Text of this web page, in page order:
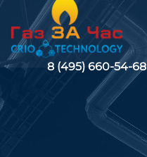
8 (495) 660-54-68